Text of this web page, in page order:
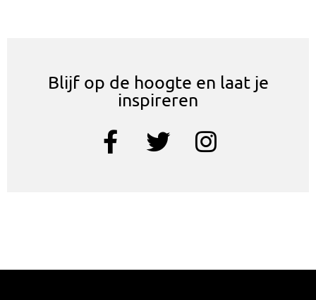
Blijf op de hoogte en laat je
inspireren